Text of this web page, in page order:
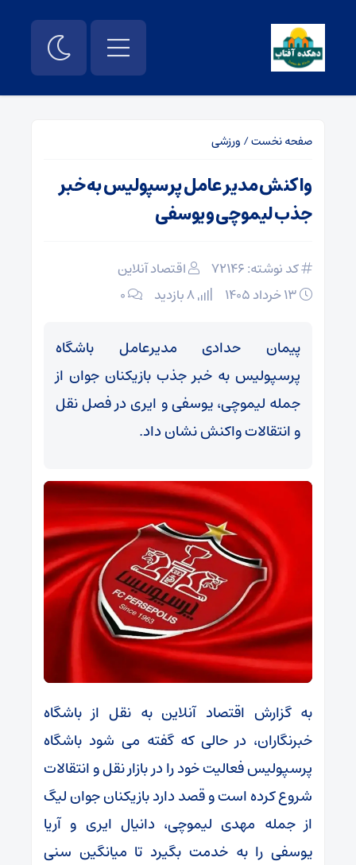
صفحه نخست/ ورزشی
واکنش مدیر عامل پرسپولیس به خبر
جذب لیموچی و یوسفی
کد نوشته: 72146
اقتصاد آنلاین
۰
پیمان حدادی مدیرعامل باشگاه
پرسپولیس به خبر جذب بازیکنان جوان از
جمله لیموچی، یوسفی و ایری در فصل نقل
و انتقالات واکنش نشان داد.
به گزارش اقتصاد آنلاین به نقل از باشگاه
خبرنگاران، در حالی که گفته می شود باشگاه
پرسپولیس فعالیت خود را در بازار نقل و انتقالات
شروع کرده است و قصد دارد بازیکنان جوان لیگ
از جمله مهدی لیموچی، دانیال ایری و آریا
یوسفی را به خدمت بگیرد تا میانگین سنی